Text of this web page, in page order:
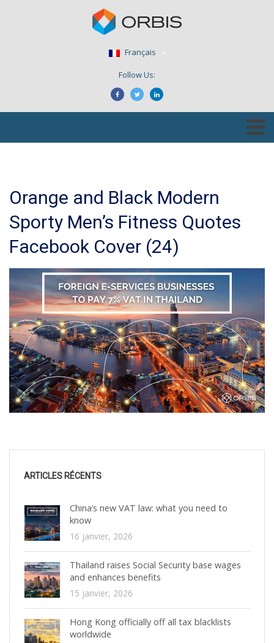
Français
Follow Us:
Orange and Black Modern
Sporty Men’s Fitness Quotes
Facebook Cover (24)
ARTICLES RÉCENTS
China’s new VAT law: what you need to
know
16 janvier, 2026
Thailand raises Social Security base wages
and enhances benefits
15 janvier, 2026
Hong Kong officially off all tax blacklists
worldwide